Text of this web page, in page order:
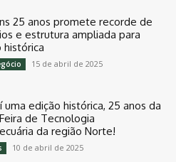
25 anos promete recorde de
e estrutura ampliada para
histórica
15 de abril de 2025
uma edição histórica, 25 anos da
de Tecnologia
da região Norte!
10 de abril de 2025